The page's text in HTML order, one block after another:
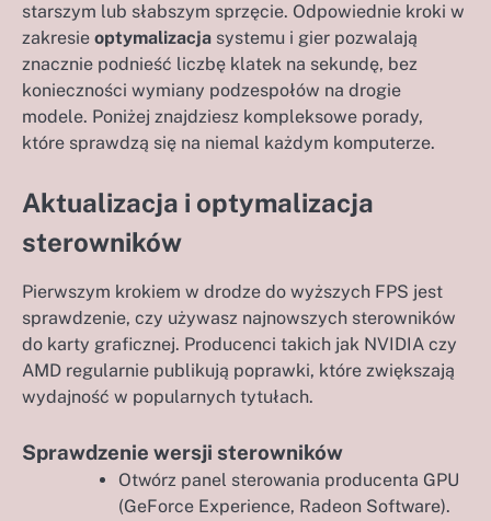
starszym lub słabszym sprzęcie. Odpowiednie kroki w
zakresie optymalizacja systemu i gier pozwalają
znacznie podnieść liczbę klatek na sekundę, bez
konieczności wymiany podzespołów na drogie
modele. Poniżej znajdziesz kompleksowe porady,
które sprawdzą się na niemal każdym komputerze.
Aktualizacja i optymalizacja
sterowników
Pierwszym krokiem w drodze do wyższych FPS jest
sprawdzenie, czy używasz najnowszych sterowników
do karty graficznej. Producenci takich jak NVIDIA czy
AMD regularnie publikują poprawki, które zwiększają
wydajność w popularnych tytułach.
Sprawdzenie wersji sterowników
Otwórz panel sterowania producenta GPU
(GeForce Experience, Radeon Software).